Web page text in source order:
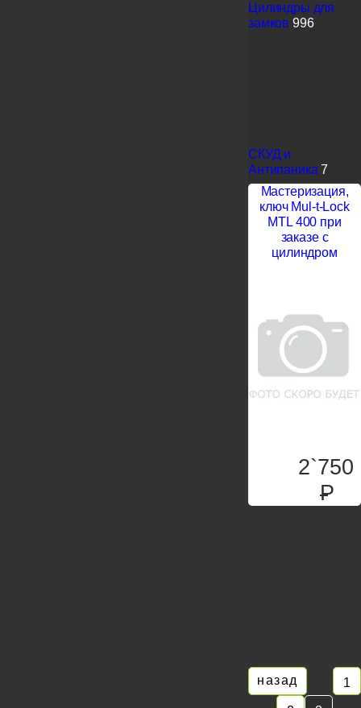
Цилиндры для
замков 996
СКУД и
Антипаника 7
Мастеризация,
ключ Mul-t-Lock
MTL 400 при
заказе с
цилиндром
2`750
P
назад 1